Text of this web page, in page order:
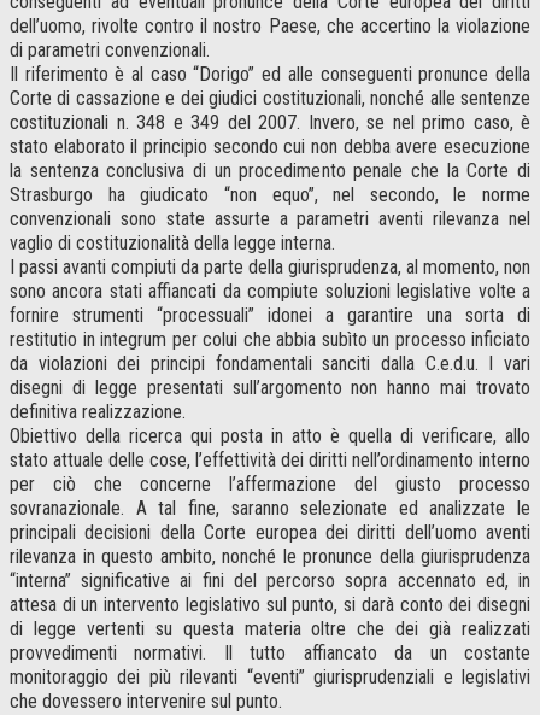
dell’uomo, rivolte contro il nostro Paese, che accertino la violazione
di parametri convenzionali.
Il riferimento è al caso “Dorigo” ed alle conseguenti pronunce della
Corte di cassazione e dei giudici costituzionali, nonché alle sentenze
costituzionali n. 348 e 349 del 2007. Invero, se nel primo caso, è
stato elaborato il principio secondo cui non debba avere esecuzione
la sentenza conclusiva di un procedimento penale che la Corte di
Strasburgo ha giudicato “non equo”, nel secondo, le norme
convenzionali sono state assurte a parametri aventi rilevanza nel
vaglio di costituzionalità della legge interna.
I passi avanti compiuti da parte della giurisprudenza, al momento, non
sono ancora stati affiancati da compiute soluzioni legislative volte a
fornire strumenti “processuali” idonei a garantire una sorta di
restitutio in integrum per colui che abbia subìto un processo inficiato
da violazioni dei principi fondamentali sanciti dalla C.e.d.u. I vari
disegni di legge presentati sull’argomento non hanno mai trovato
definitiva realizzazione.
Obiettivo della ricerca qui posta in atto è quella di verificare, allo
stato attuale delle cose, l’effettività dei diritti nell’ordinamento interno
per ciò che concerne l’affermazione del giusto processo
sovranazionale. A tal fine, saranno selezionate ed analizzate le
principali decisioni della Corte europea dei diritti dell’uomo aventi
rilevanza in questo ambito, nonché le pronunce della giurisprudenza
“interna” significative ai fini del percorso sopra accennato ed, in
attesa di un intervento legislativo sul punto, si darà conto dei disegni
di legge vertenti su questa materia oltre che dei già realizzati
provvedimenti normativi. Il tutto affiancato da un costante
monitoraggio dei più rilevanti “eventi” giurisprudenziali e legislativi
che dovessero intervenire sul punto.